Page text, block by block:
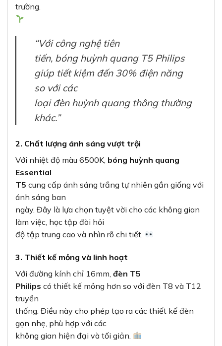
trường.
“Với công nghệ tiên
tiến, bóng huỳnh quang T5 Philips
giúp tiết kiệm đến 30% điện năng
so với các
loại đèn huỳnh quang thông thường
khác.”
2. Chất lượng ánh sáng vượt trội
Với nhiệt độ màu 6500K, bóng huỳnh quang
Essential
T5 cung cấp ánh sáng trắng tự nhiên gần giống với
ánh sáng ban
ngày. Đây là lựa chọn tuyệt vời cho các không gian
làm việc, học tập đòi hỏi
độ tập trung cao và nhìn rõ chi tiết.
3. Thiết kế mỏng và linh hoạt
Với đường kính chỉ 16mm, đèn T5
Philips có thiết kế mỏng hơn so với đèn T8 và T12
truyền
thống. Điều này cho phép tạo ra các thiết kế đèn
gọn nhẹ, phù hợp với các
không gian hiện đại và tối giản.